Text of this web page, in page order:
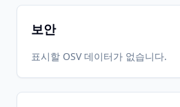
보안
표시할 OSV 데이터가 없습니다.